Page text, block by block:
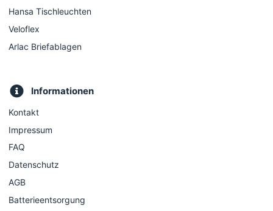
Hansa Tischleuchten
Veloflex
Arlac Briefablagen
Informationen
Kontakt
Impressum
FAQ
Datenschutz
AGB
Batterieentsorgung